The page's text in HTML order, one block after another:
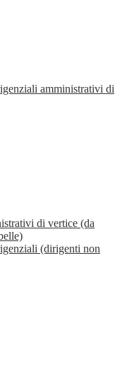
amministrativi di
di vertice (da
(dirigenti non